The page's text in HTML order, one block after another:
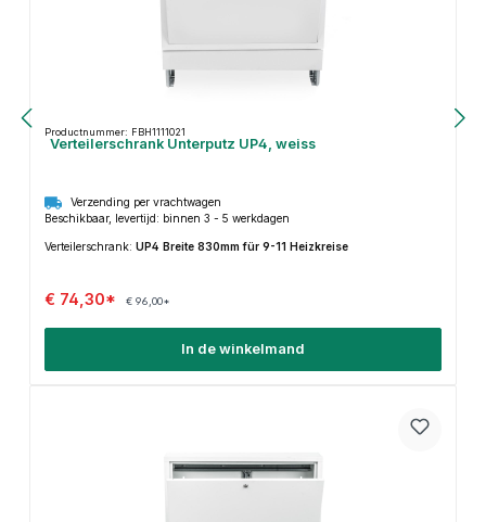
Productnummer: FBH1111021
Verteilerschrank Unterputz UP4, weiss
Verzending per vrachtwagen
Beschikbaar, levertijd: binnen 3 - 5 werkdagen
Verteilerschrank: UP4 Breite 830mm für 9-11 Heizkreise
€ 74,30* € 96,00*
In de winkelmand